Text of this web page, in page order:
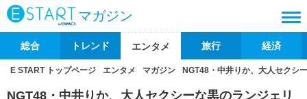
マガジン
総合 トレンド エンタメ 旅行 経済
E START トップページ エンタメ マガジン NGT48・中井りか、大人セクシ
NGT48・中井りか、大人セクシーな黒のランジェリ